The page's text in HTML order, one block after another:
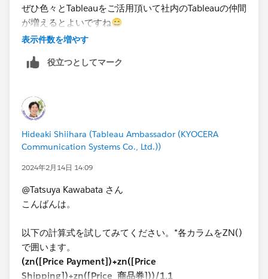
ぜひ色々とTableauをご活用頂いて社内のTableauの仲間
が増えるとよいですね😄
表示件数を増やす
役立つとしてマーク
Hideaki Shiihara (Tableau Ambassador (KYOCERA
Communication Systems Co., Ltd.))
2024年2月14日 14:09
@Tatsuya Kawabata さん
こんばんは。
以下の計算式を試してみてください。*各カラムをZN()
で囲います。
(zn([Price Payment])+zn([Price
Shipping])+zn([Price_商品券]))/1.1